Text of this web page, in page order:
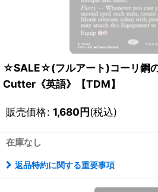
☆SALE☆(フルアート)コーリ鋼
Cutter《英語》【TDM】
販売価格: 1,680円(税込)
在庫なし
返品特約に関する重要事項